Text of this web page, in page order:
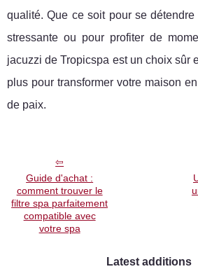
qualité. Que ce soit pour se
stressante ou pour profiter de
jacuzzi de Tropicspa est un choix sûr
plus pour transformer votre maison
de paix.
Guide d'achat :
comment trouver le
filtre spa parfaitement
compatible avec
votre spa
Latest additions